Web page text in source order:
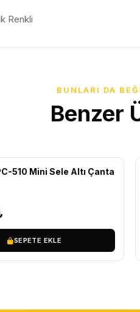
Renkli
BUNLARI DA
Benzer
510 Mini Sele Altı Çanta
SEPETE EKLE